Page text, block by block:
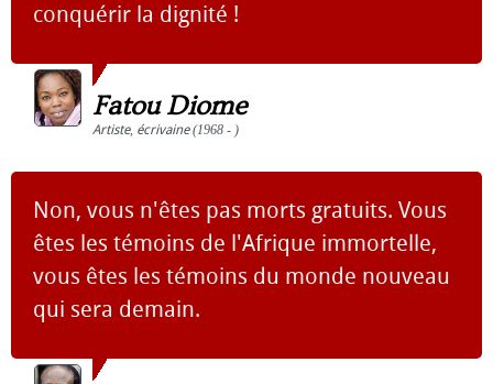
conquérir la dignité !
Fatou Diome
Artiste, écrivaine(1968 - )
Non, vous n'êtes pas morts gratuits. Vous
êtes les témoins de l'Afrique immortelle,
vous êtes les témoins du monde nouveau
qui sera demain.